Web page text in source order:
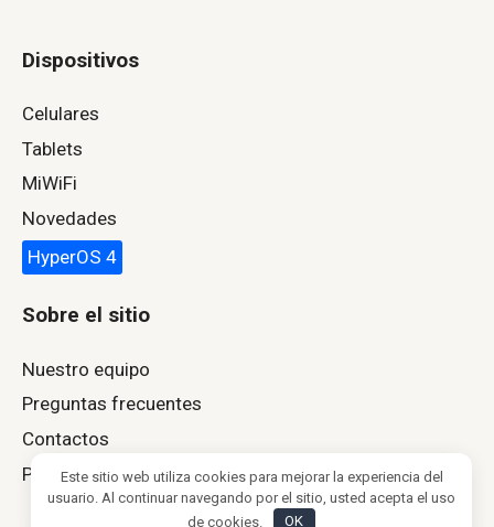
Dispositivos
Celulares
Tablets
MiWiFi
Novedades
HyperOS 4
Sobre el sitio
Nuestro equipo
Preguntas frecuentes
Contactos
Política de privacidad
Este sitio web utiliza cookies para mejorar la experiencia del
usuario. Al continuar navegando por el sitio, usted acepta el uso
de cookies.
OK